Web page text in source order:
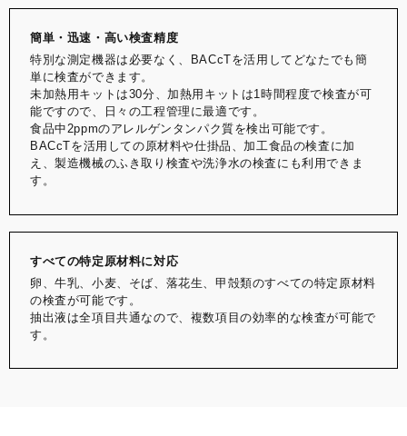
簡単・迅速・高い検査精度
特別な測定機器は必要なく、BACcTを活用してどなたでも簡
単に検査ができます。
未加熱用キットは30分、加熱用キットは1時間程度で検査が可
能ですので、日々の工程管理に最適です。
食品中2ppmのアレルゲンタンパク質を検出可能です。
BACcTを活用しての原材料や仕掛品、加工食品の検査に加
え、製造機械のふき取り検査や洗浄水の検査にも利用できま
す。
すべての特定原材料に対応
卵、牛乳、小麦、そば、落花生、甲殻類のすべての特定原材料
の検査が可能です。
抽出液は全項目共通なので、複数項目の効率的な検査が可能で
す。